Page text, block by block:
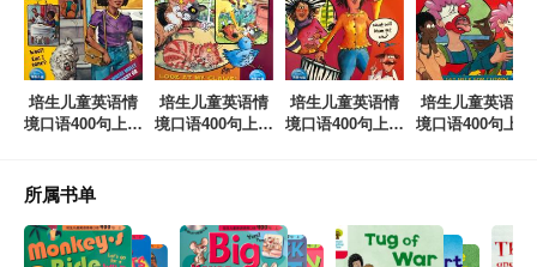
培生儿童英语情
境口语400句上：
培生儿童英语情
境口语400句上：
培生儿童英语情
境口语400句上：
培生儿童英语情
境口语400句上：
所属书单